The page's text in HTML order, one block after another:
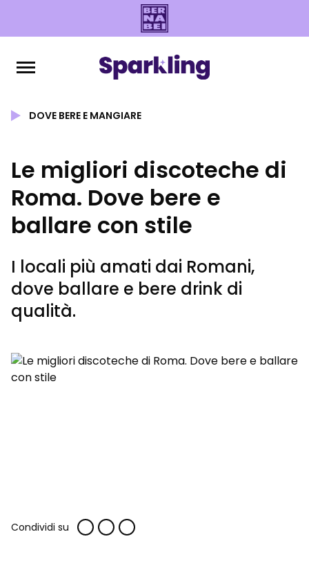
DOVE BERE E MANGIARE
Le migliori discoteche di
Roma. Dove bere e
ballare con stile
I locali più amati dai Romani,
dove ballare e bere drink di
qualità.
Condividi su